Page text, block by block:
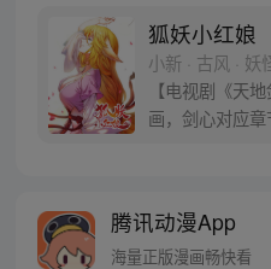
狐妖小红娘
小新 · 古风 · 妖
【电视剧《天
画，剑心对应
腾讯动漫App
海量正版漫画畅快看